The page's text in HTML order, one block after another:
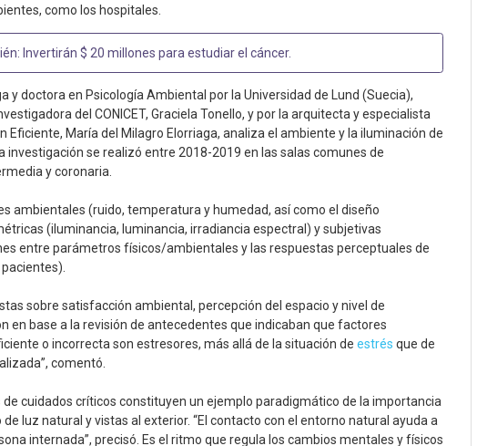
como los hospitales.
Invertirán $ 20 millones para estudiar el cáncer.
y doctora en Psicología Ambiental por la Universidad de Lund (Suecia),
del CONICET, Graciela Tonello, y por la arquitecta y especialista
Eficiente, María del Milagro Elorriaga, analiza el ambiente y la iluminación de
investigación se realizó entre 2018-2019 en las salas comunes de
y coronaria.
ambientales (ruido, temperatura y humedad, así como el diseño
(iluminancia, luminancia, irradiancia espectral) y subjetivas
entre parámetros físicos/ambientales y las respuestas perceptuales de
sobre satisfacción ambiental, percepción del espacio y nivel de
en base a la revisión de antecedentes que indicaban que factores
o incorrecta son estresores, más allá de la situación de estrés que de
comentó.
cuidados críticos constituyen un ejemplo paradigmático de la importancia
luz natural y vistas al exterior. “El contacto con el entorno natural ayuda a
internada”, precisó. Es el ritmo que regula los cambios mentales y físicos